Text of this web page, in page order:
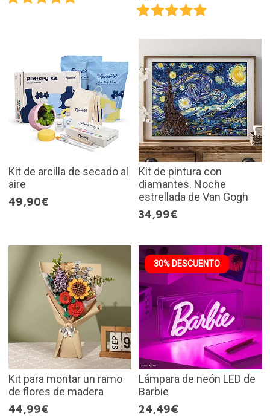
Kit de arcilla de secado al
aire
49,90€
Kit de pintura con
diamantes. Noche
estrellada de Van Gogh
34,99€
Kit para montar un ramo
de flores de madera
44,99€
30% DESCUENTO
Lámpara de neón LED de
Barbie
24,49€